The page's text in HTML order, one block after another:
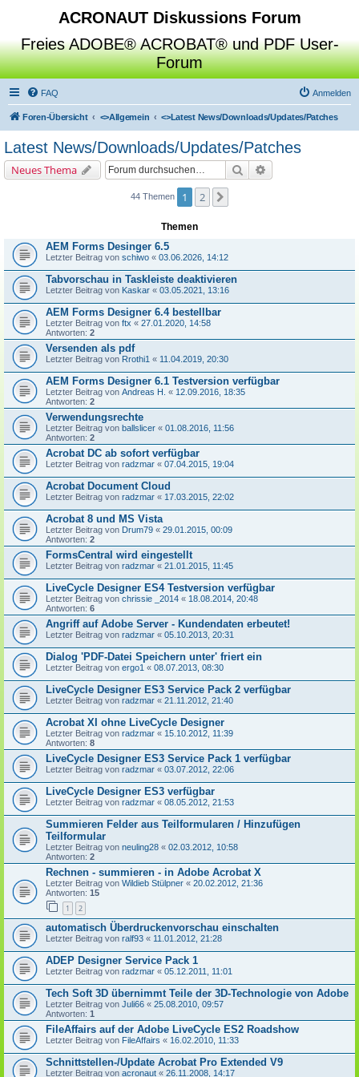
ACRONAUT Diskussions Forum
Freies ADOBE® ACROBAT® und PDF User-
Forum
FAQ Anmelden
Foren-Übersicht <>Allgemein <>Latest News/Downloads/Updates/Patches
Latest News/Downloads/Updates/Patches
Neues Thema Suche
44 Themen 1 2
Themen
AEM Forms Desinger 6.5
Letzter Beitrag von schiwo « 03.06.2026, 14:12
Tabvorschau in Taskleiste deaktivieren
Letzter Beitrag von Kaskar « 03.05.2021, 13:16
AEM Forms Designer 6.4 bestellbar
Letzter Beitrag von ftx « 27.01.2020, 14:58
Antworten: 2
Versenden als pdf
Letzter Beitrag von Rrothi1 « 11.04.2019, 20:30
AEM Forms Designer 6.1 Testversion verfügbar
Letzter Beitrag von Andreas H. « 12.09.2016, 18:35
Antworten: 2
Verwendungsrechte
Letzter Beitrag von ballslicer « 01.08.2016, 11:56
Antworten: 2
Acrobat DC ab sofort verfügbar
Letzter Beitrag von radzmar « 07.04.2015, 19:04
Acrobat Document Cloud
Letzter Beitrag von radzmar « 17.03.2015, 22:02
Acrobat 8 und MS Vista
Letzter Beitrag von Drum79 « 29.01.2015, 00:09
Antworten: 2
FormsCentral wird eingestellt
Letzter Beitrag von radzmar « 21.01.2015, 11:45
LiveCycle Designer ES4 Testversion verfügbar
Letzter Beitrag von chrissie _2014 « 18.08.2014, 20:48
Antworten: 6
Angriff auf Adobe Server - Kundendaten erbeutet!
Letzter Beitrag von radzmar « 05.10.2013, 20:31
Dialog 'PDF-Datei Speichern unter' friert ein
Letzter Beitrag von ergo1 « 08.07.2013, 08:30
LiveCycle Designer ES3 Service Pack 2 verfügbar
Letzter Beitrag von radzmar « 21.11.2012, 21:40
Acrobat XI ohne LiveCycle Designer
Letzter Beitrag von radzmar « 15.10.2012, 11:39
Antworten: 8
LiveCycle Designer ES3 Service Pack 1 verfügbar
Letzter Beitrag von radzmar « 03.07.2012, 22:06
LiveCycle Designer ES3 verfügbar
Letzter Beitrag von radzmar « 08.05.2012, 21:53
Summieren Felder aus Teilformularen / Hinzufügen
Teilformular
Letzter Beitrag von neuling28 « 02.03.2012, 10:58
Antworten: 2
Rechnen - summieren - in Adobe Acrobat X
Letzter Beitrag von Wildieb Stülpner « 20.02.2012, 21:36
Antworten: 15
1 2
automatisch Überdruckenvorschau einschalten
Letzter Beitrag von ralf93 « 11.01.2012, 21:28
ADEP Designer Service Pack 1
Letzter Beitrag von radzmar « 05.12.2011, 11:01
Tech Soft 3D übernimmt Teile der 3D-Technologie von Adobe
Letzter Beitrag von Juli66 « 25.08.2010, 09:57
Antworten: 1
FileAffairs auf der Adobe LiveCycle ES2 Roadshow
Letzter Beitrag von FileAffairs « 16.02.2010, 11:33
Schnittstellen-/Update Acrobat Pro Extended V9
Letzter Beitrag von acronaut « 26.11.2008, 14:17